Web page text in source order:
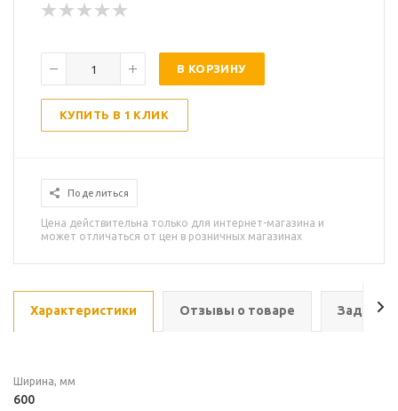
В КОРЗИНУ
КУПИТЬ В 1 КЛИК
Поделиться
Цена действительна только для интернет-магазина и
может отличаться от цен в розничных магазинах
Характеристики Отзывы о товаре Задать
Ширина, мм
600